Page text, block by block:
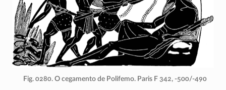
Fig. 0280. O cegamento de Polifemo. Paris F 342, -500/-490